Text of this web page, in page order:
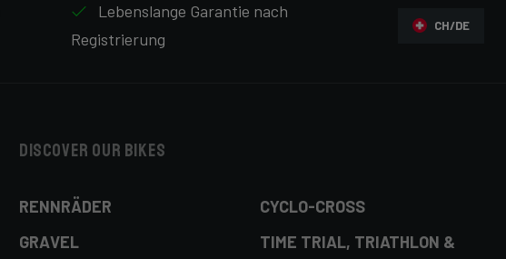
Lebenslange Garantie nach
Registrierung
CH/DE
Discover our bikes
RENNRÄDER
GRAVEL
CYCLO-CROSS
TIME TRIAL, TRIATHLON &